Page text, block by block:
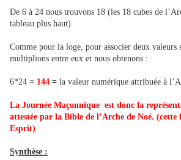
De 6 à 24 nous trouvons 18 (les 18 cubes de
tableau plus haut)
Comme pour la loge, pour associer deux valeurs
multiplions entre eux et nous obtenons :
6*24 = 144 = la valeur numérique attribuée à
La Journée Maçonnique est donc la
attestée par la Bible de l’Arche de Noé.
Esprit)
Synthèse :